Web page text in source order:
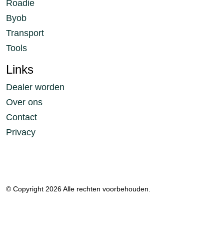
Roadie
Byob
Transport
Tools
Links
Dealer worden
Over ons
Contact
Privacy
© Copyright 2026 Alle rechten voorbehouden.